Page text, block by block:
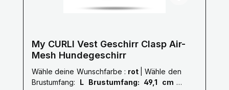
somit keine DruckstellenZick-Zack Nähte
für flexible ZugverteilungReflektierende
Elemente am Hals; zusätzliche Sicherheit
in der DunkelheitDog Finder ID als Hilfe
My CURLI Vest Geschirr Clasp Air-
Mesh Hundegeschirr
Wähle deine Wunschfarbe : rot
Brustumfang: L Brustumfang: 49,1 cm -